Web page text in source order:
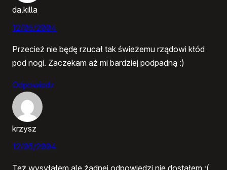
da.killa
12/05/2004
Przecież nie będę rzucał tak świeżemu rządowi kłód
pod nogi. Zaczekam aż mi bardziej podpadną :)
Odpowiedz
krzysz
12/05/2004
Też wysyłałem ale żadnej odpowiedzi nie dostałem :(